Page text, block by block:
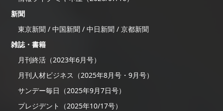
新聞
東京新聞 / 中国新聞 / 中日新聞 / 京都新聞
雑誌・書籍
月刊終活（2023年6月号）
月刊人材ビジネス（2025年8月号・9月号）
サンデー毎日（2025年9月7日号）
プレジデント（2025年10/17号）